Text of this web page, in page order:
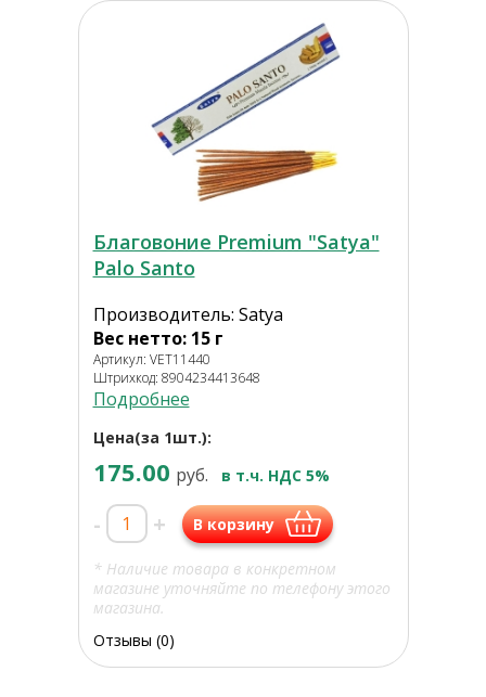
Благовоние Premium "Satya"
Palo Santo
Производитель: Satya
Вес нетто: 15 г
Артикул: VET11440
Штрихкод: 8904234413648
Подробнее
Цена(за 1шт.):
175.00 руб. в т.ч. НДС 5%
- + В корзину
* Наличие товара в конкретном
магазине уточняйте по телефону этого
магазина.
Отзывы (0)